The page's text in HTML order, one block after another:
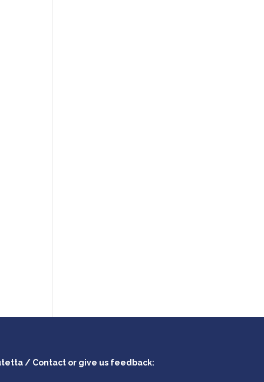
/ Contact or give us feedback: